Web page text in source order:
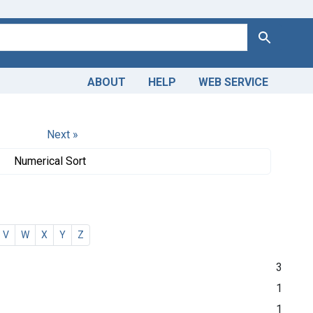
Search
ABOUT HELP WEB SERVICE
Next »
Numerical Sort
V W X Y Z
3
1
1